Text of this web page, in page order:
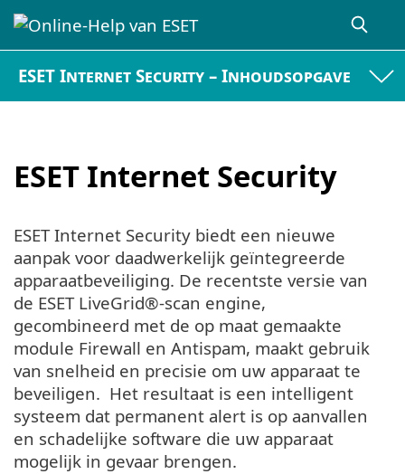
ESET Internet Security – Inhoudsopgave
ESET Internet Security
ESET Internet Security biedt een nieuwe
aanpak voor daadwerkelijk geïntegreerde
apparaatbeveiliging. De recentste versie van
de ESET LiveGrid®-scan engine,
gecombineerd met de op maat gemaakte
module Firewall en Antispam, maakt gebruik
van snelheid en precisie om uw apparaat te
beveiligen. Het resultaat is een intelligent
systeem dat permanent alert is op aanvallen
en schadelijke software die uw apparaat
mogelijk in gevaar brengen.